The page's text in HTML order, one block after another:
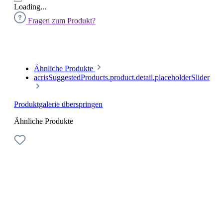
Loading...
Fragen zum Produkt?
Ähnliche Produkte
acrisSuggestedProducts.product.detail.placeholderSlider
Produktgalerie überspringen
Ähnliche Produkte